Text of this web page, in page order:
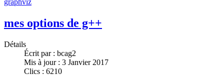
graphviz
mes options de g++
Détails
Écrit par : bcag2
Mis à jour : 3 Janvier 2017
Clics : 6210